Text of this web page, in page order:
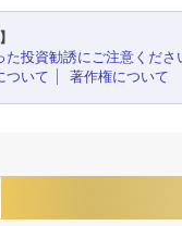
た投資勧誘にご注意くださ
ついて
著作権について